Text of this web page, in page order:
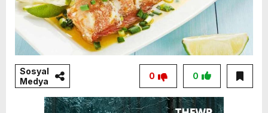
Sosyal
Medya
0
0